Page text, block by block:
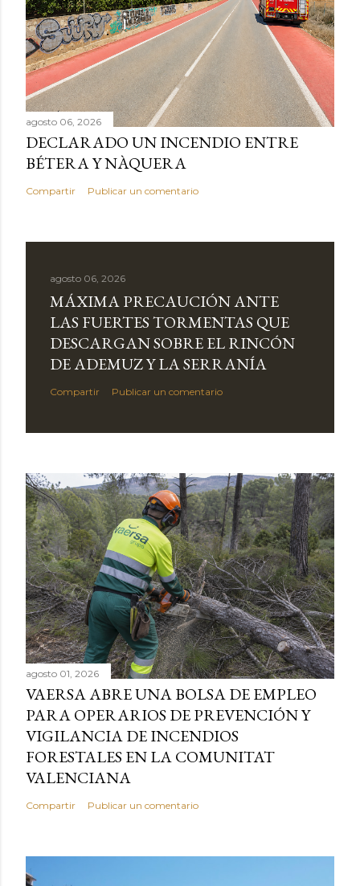
agosto 06, 2026
DECLARADO UN INCENDIO ENTRE
BÉTERA Y NÀQUERA
Compartir Publicar un comentario
agosto 06, 2026
MÁXIMA PRECAUCIÓN ANTE
LAS FUERTES TORMENTAS QUE
DESCARGAN SOBRE EL RINCÓN
DE ADEMUZ Y LA SERRANÍA
Compartir Publicar un comentario
agosto 01, 2026
VAERSA ABRE UNA BOLSA DE EMPLEO
PARA OPERARIOS DE PREVENCIÓN Y
VIGILANCIA DE INCENDIOS
FORESTALES EN LA COMUNITAT
VALENCIANA
Compartir Publicar un comentario